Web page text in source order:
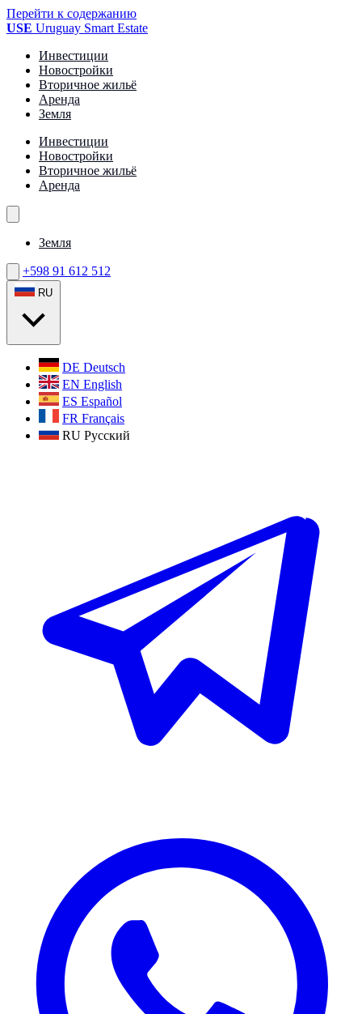
Перейти к содержанию
USE Uruguay Smart Estate
Инвестиции
Новостройки
Вторичное жильё
Аренда
Земля
Инвестиции
Новостройки
Вторичное жильё
Аренда
Земля
+598 91 612 512
RU
DE Deutsch
EN English
ES Español
FR Français
RU Русский